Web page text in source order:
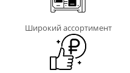
Широкий ассортимент